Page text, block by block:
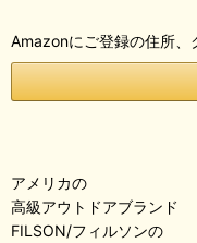
Amazonにご登録の住所、
アメリカの
高級アウトドアブランド
FILSON/フィルソンの